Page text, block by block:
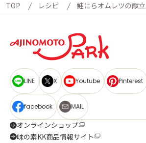
TOP レシピ 鮭にらオムレツの献立
LINE X Youtube Pinterest
facebook MAIL
オンラインショップ
味の素KK商品情報サイト